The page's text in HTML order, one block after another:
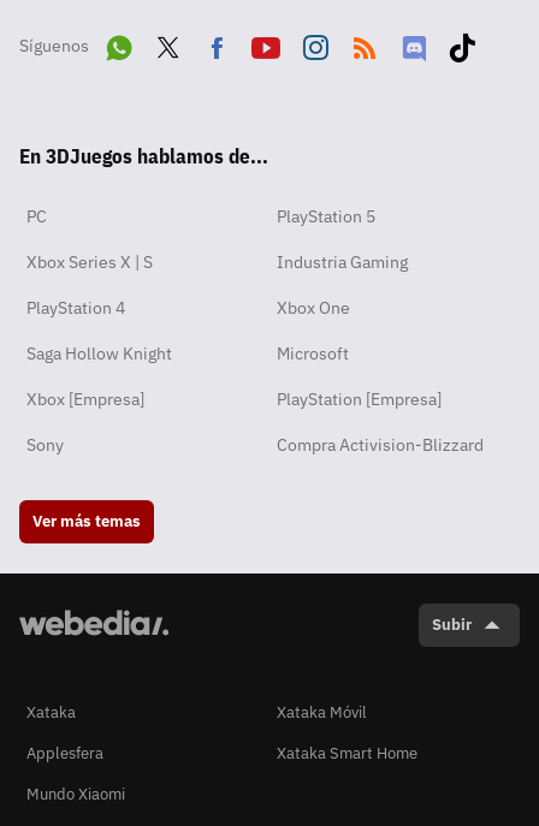
Síguenos
pp
ok
En 3DJuegos hablamos de...
PC PlayStation 5
Xbox Series X | S Industria Gaming
PlayStation 4 Xbox One
Saga Hollow Knight Microsoft
Xbox [Empresa] PlayStation [Empresa]
Sony Compra Activision-Blizzard
Ver más temas
Subir
Xataka
Xataka Móvil
Applesfera
Xataka Smart Home
Mundo Xiaomi